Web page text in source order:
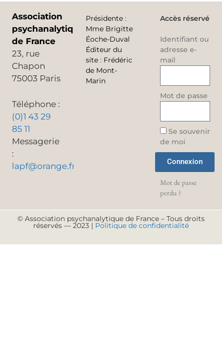
Association
psychanalytique
de France
23, rue
Chapon
75003 Paris
Téléphone :
(0)1 43 29
85 11
Messagerie
:
lapf@orange.fr
Présidente :
Mme Brigitte
Éoche-Duval
Éditeur du
site : Frédéric
de Mont-
Marin
Accès réservé
Identifiant ou
adresse e-
mail
Mot de passe
Se souvenir
de moi
Connexion
Mot de passe
perdu ?
© Association psychanalytique de France – Tous droits
réservés — 2023 | Politique de confidentialité